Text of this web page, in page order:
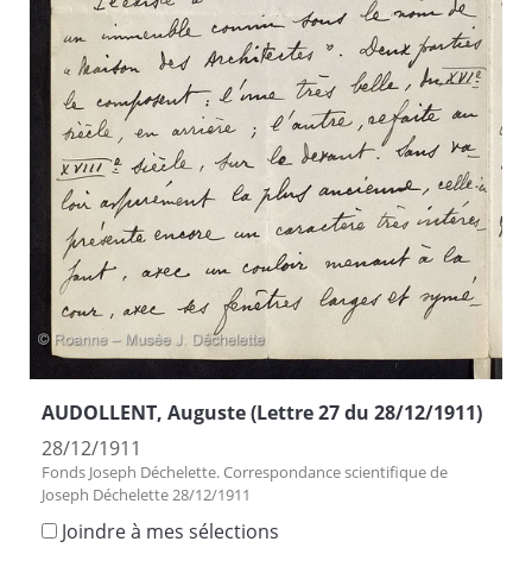
AUDOLLENT, Auguste (Lettre 27 du 28/12/1911)
28/12/1911
Fonds Joseph Déchelette. Correspondance scientifique de
Joseph Déchelette 28/12/1911
Joindre à mes sélections